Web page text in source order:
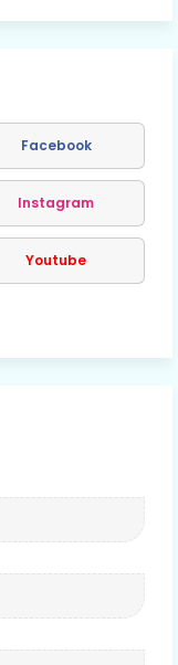
Facebook
Instagram
Youtube